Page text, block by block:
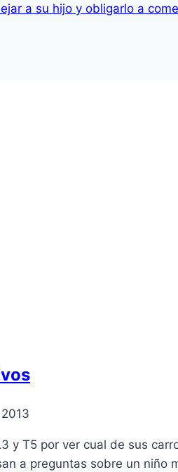
a su hijo y obligarlo a
y T5 por ver cual de sus
a preguntas sobre un niño